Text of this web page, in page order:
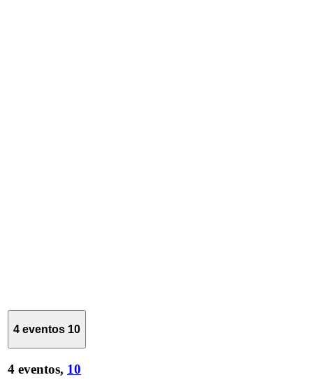
4 eventos 10
4 eventos, 10